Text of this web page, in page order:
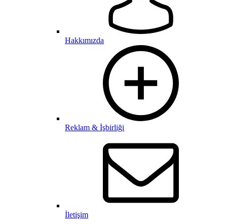
Hakkımızda
Reklam & İşbirliği
İletişim